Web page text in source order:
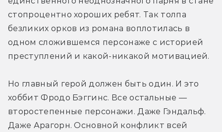
стопроцентно хороших ребят. Так толпа
безликих орков из романа воплотилась в
одном сложившемся персонаже с историей
преступлений и какой-никакой мотивацией.
Но главный герой должен быть один. И это
хоббит Фродо Бэггинс. Все остальные —
второстепенные персонажи. Даже Гэндальф.
Даже Арагорн. Основной конфликт всей